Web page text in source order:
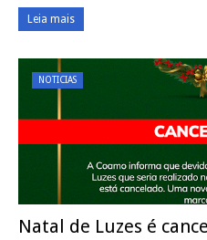
Leia mais
NOTICIAS
Natal de Luzes é